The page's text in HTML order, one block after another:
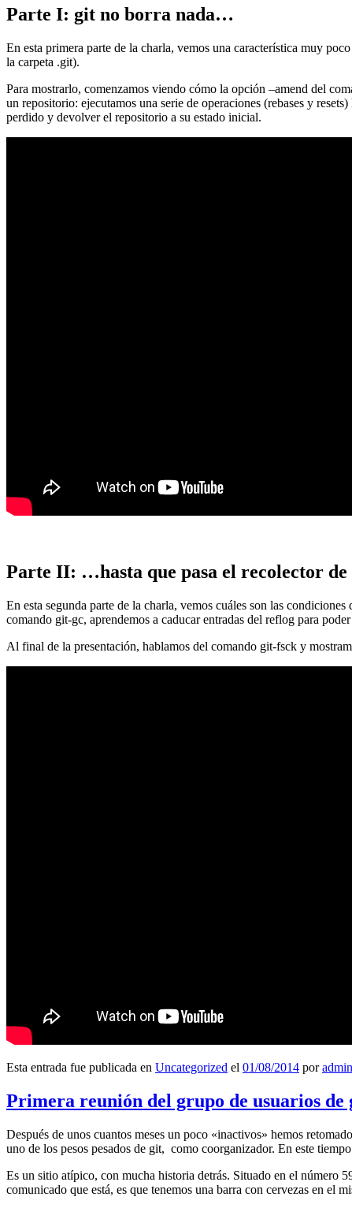
Parte I: git no borra nada…
En esta primera parte de la charla, vemos una característica muy
la carpeta .git).
Para mostrarlo, comenzamos viendo cómo la opción –amend del
un repositorio: ejecutamos una serie de operaciones (rebases y
perdido y devolver el repositorio a su estado inicial.
Parte II: …hasta que pasa el recolector de
En esta segunda parte de la charla, vemos cuáles son las
comando git-gc, aprendemos a caducar entradas del reflog para
Al final de la presentación, hablamos del comando git-fsck y
Esta entrada fue publicada en Uncategorized el 01/08/2014 poradmin
Primera reunión del grupo de usuarios de
Después de unos cuantos meses un poco «inactivos» hemos
uno de los pesos pesados de git, como coorganizador. En este
Es un sitio atípico, con mucha historia detrás. Situado en el número
comunicado que está, es que tenemos una barra con cervezas en el